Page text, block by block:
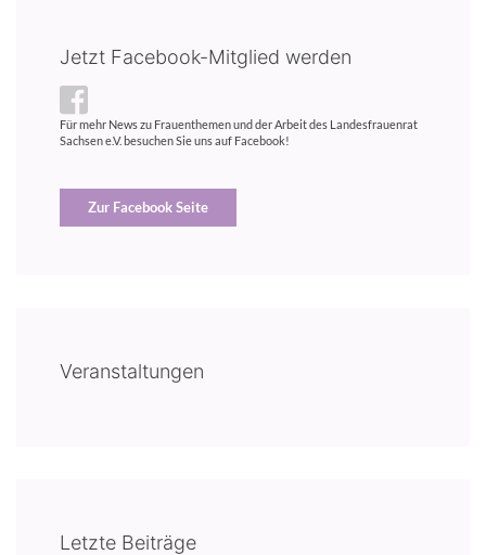
Jetzt Facebook-Mitglied werden
Für mehr News zu Frauenthemen und der Arbeit des Landesfrauenrat
Sachsen e.V. besuchen Sie uns auf Facebook!
Zur Facebook Seite
Veranstaltungen
Letzte Beiträge